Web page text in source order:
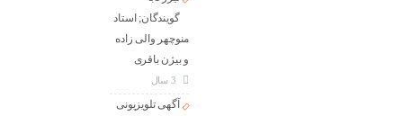
گویندگان; استاد
منوچهر والی زاده
و بیژن باقری
آگهی تلویزیونی